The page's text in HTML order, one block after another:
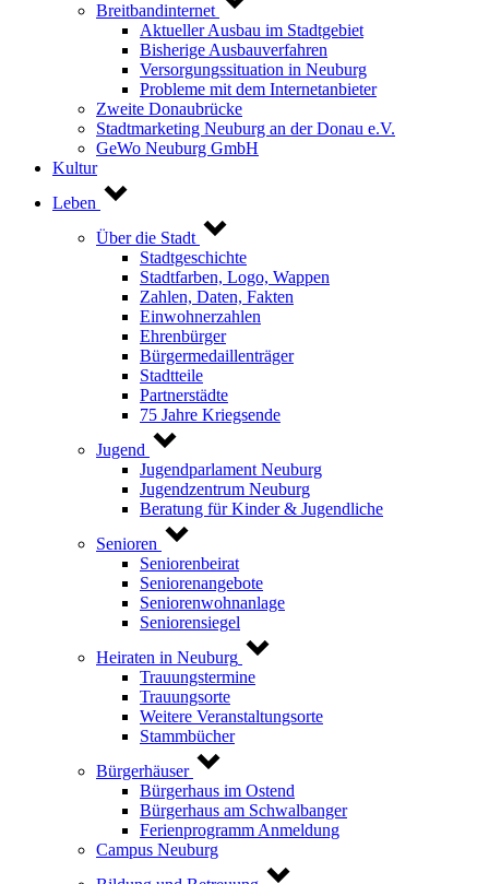
Breitbandinternet
Aktueller Ausbau im Stadtgebiet
Bisherige Ausbauverfahren
Versorgungssituation in Neuburg
Probleme mit dem Internetanbieter
Zweite Donaubrücke
Stadtmarketing Neuburg an der Donau e.V.
GeWo Neuburg GmbH
Kultur
Leben
Über die Stadt
Stadtgeschichte
Stadtfarben, Logo, Wappen
Zahlen, Daten, Fakten
Einwohnerzahlen
Ehrenbürger
Bürgermedaillenträger
Stadtteile
Partnerstädte
75 Jahre Kriegsende
Jugend
Jugendparlament Neuburg
Jugendzentrum Neuburg
Beratung für Kinder & Jugendliche
Senioren
Seniorenbeirat
Seniorenangebote
Seniorenwohnanlage
Seniorensiegel
Heiraten in Neuburg
Trauungstermine
Trauungsorte
Weitere Veranstaltungsorte
Stammbücher
Bürgerhäuser
Bürgerhaus im Ostend
Bürgerhaus am Schwalbanger
Ferienprogramm Anmeldung
Campus Neuburg